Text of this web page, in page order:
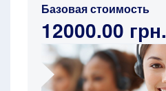
Базовая стоимость
12000.00 грн.